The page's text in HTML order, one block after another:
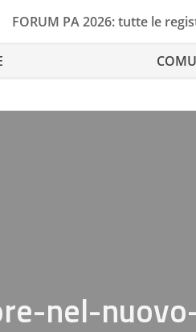
FORUM PA 2026: tutte le
nel-